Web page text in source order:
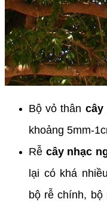
Bộ vỏ thân cây
khoảng 5mm-
Rễ cây nhạc
lại có khá
bộ rễ chính,